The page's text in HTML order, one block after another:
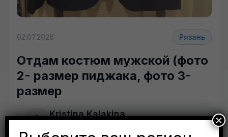
02.07.2026 Рязань
Отдам костюм мужской (фото
2- размер пиджака, фото 3-
размер
Kristina Kalakina ×